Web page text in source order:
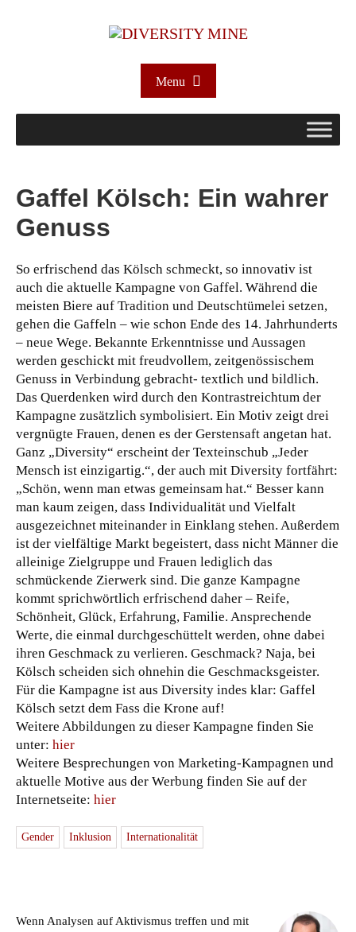
Menu
Gaffel Kölsch: Ein wahrer
Genuss
So erfrischend das Kölsch schmeckt, so innovativ ist
auch die aktuelle Kampagne von Gaffel. Während die
meisten Biere auf Tradition und Deutschtümelei setzen,
gehen die Gaffeln – wie schon Ende des 14. Jahrhunderts
– neue Wege. Bekannte Erkenntnisse und Aussagen
werden geschickt mit freudvollem, zeitgenössischem
Genuss in Verbindung gebracht- textlich und bildlich.
Das Querdenken wird durch den Kontrastreichtum der
Kampagne zusätzlich symbolisiert. Ein Motiv zeigt drei
vergnügte Frauen, denen es der Gerstensaft angetan hat.
Ganz „Diversity“ erscheint der Texteinschub „Jeder
Mensch ist einzigartig.“, der auch mit Diversity fortfährt:
„Schön, wenn man etwas gemeinsam hat.“ Besser kann
man kaum zeigen, dass Individualität und Vielfalt
ausgezeichnet miteinander in Einklang stehen. Außerdem
ist der vielfältige Markt begeistert, dass nicht Männer die
alleinige Zielgruppe und Frauen lediglich das
schmückende Zierwerk sind. Die ganze Kampagne
kommt sprichwörtlich erfrischend daher – Reife,
Schönheit, Glück, Erfahrung, Familie. Ansprechende
Werte, die einmal durchgeschüttelt werden, ohne dabei
ihren Geschmack zu verlieren. Geschmack? Naja, bei
Kölsch scheiden sich ohnehin die Geschmacksgeister.
Für die Kampagne ist aus Diversity indes klar: Gaffel
Kölsch setzt dem Fass die Krone auf!
Weitere Abbildungen zu dieser Kampagne finden Sie
unter: hier
Weitere Besprechungen von Marketing-Kampagnen und
aktuelle Motive aus der Werbung finden Sie auf der
Internetseite: hier
Gender Inklusion Internationalität
Wenn Analysen auf Aktivismus treffen und mit